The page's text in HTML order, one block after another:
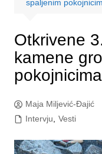
spaljenim
Otkrivene
kamene
Maja Miljević-Đajić
Intervju, Vesti